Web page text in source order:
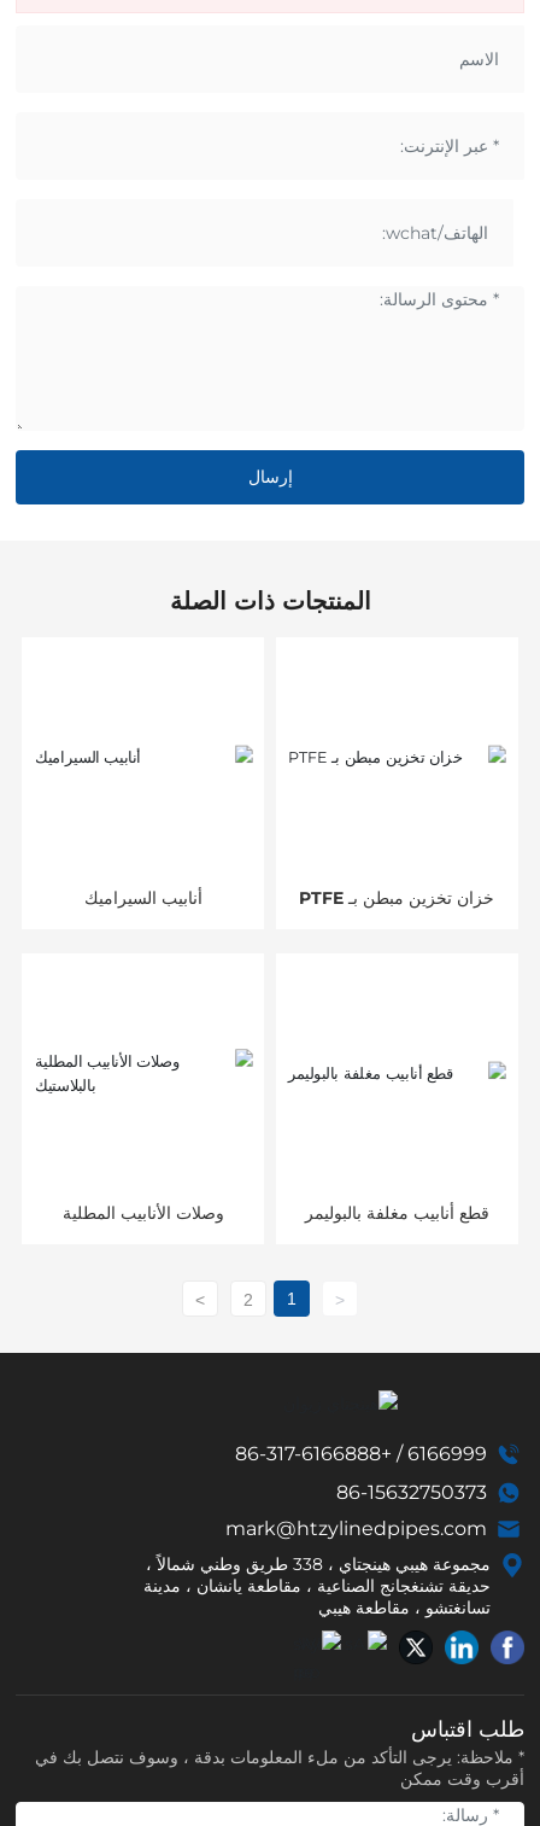
إرسال
المنتجات ذات الصلة
خزان تخزين مبطن بـ PTFE أنابيب السيراميك
قطع أنابيب مغلفة بالبوليمر
وصلات الأنابيب المطلية
<
1
2
>
6166999
/
+86-317-6166888
86-15632750373
mark@htzylinedpipes.com
مجموعة هيبي هينجتاي ، 338 طريق وطني شمالاً ،
حديقة تشنغجانج الصناعية ، مقاطعة يانشان ، مدينة
تسانغتشو ، مقاطعة هيبي
طلب اقتباس
* ملاحظة: يرجى التأكد من ملء المعلومات بدقة ، وسوف نتصل بك في
أقرب وقت ممكن